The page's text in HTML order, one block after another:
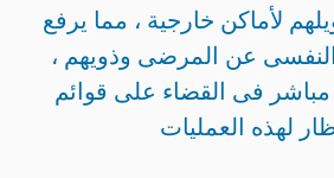
لأماكن خارجية ، مما يرفع
عن المرضى وذويهم ،
فى القضاء على قوائم
لهذه العمليات